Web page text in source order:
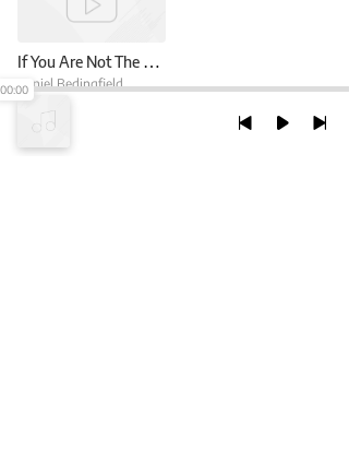
If You Are Not The One
Daniel Bedingfield
00:00